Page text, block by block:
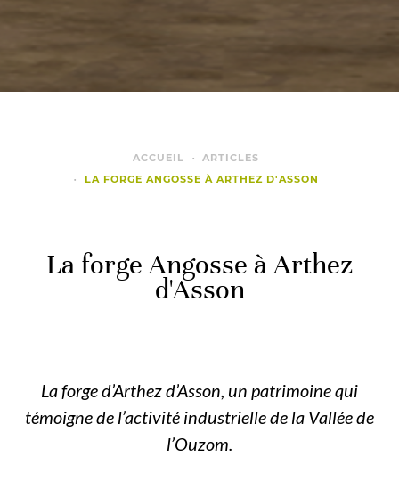
ACCUEIL
ARTICLES
LA FORGE ANGOSSE À ARTHEZ D'ASSON
La forge Angosse à Arthez
d'Asson
La forge d’Arthez d’Asson, un patrimoine qui
témoigne de l’activité industrielle de la Vallée de
l’Ouzom.